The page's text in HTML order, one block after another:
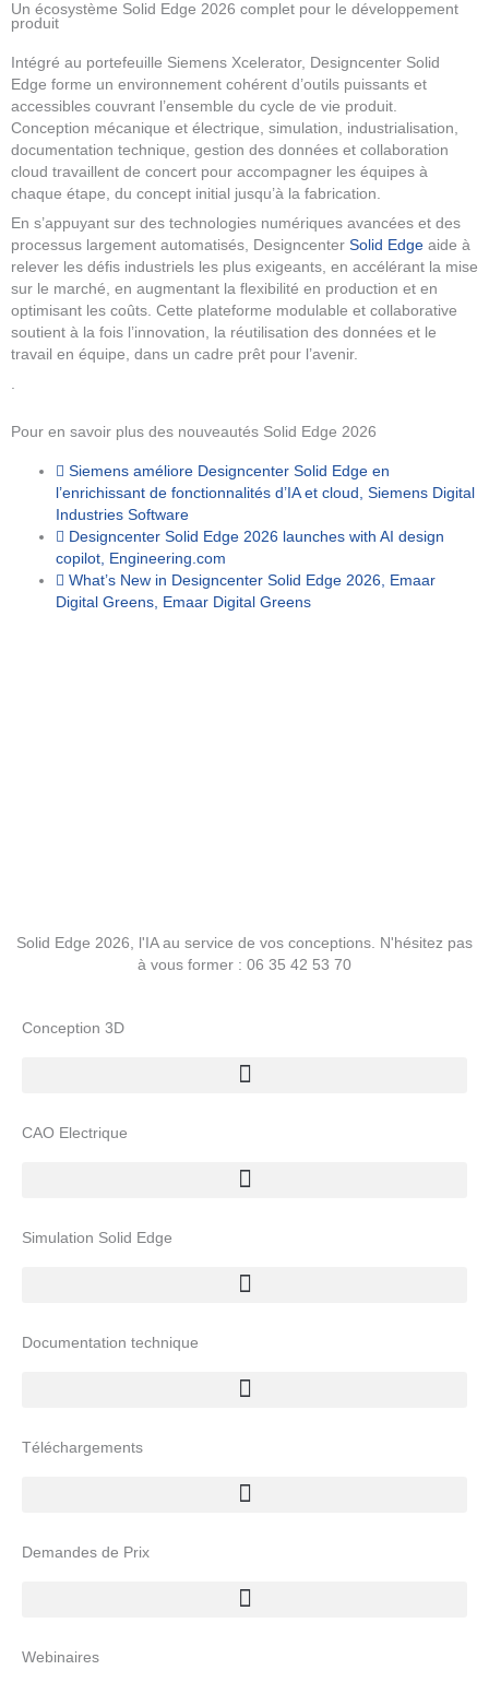
Un écosystème Solid Edge 2026 complet pour le développement
produit
Intégré au portefeuille Siemens Xcelerator, Designcenter Solid
Edge forme un environnement cohérent d’outils puissants et
accessibles couvrant l’ensemble du cycle de vie produit.
Conception mécanique et électrique, simulation, industrialisation,
documentation technique, gestion des données et collaboration
cloud travaillent de concert pour accompagner les équipes à
chaque étape, du concept initial jusqu’à la fabrication.
En s’appuyant sur des technologies numériques avancées et des
processus largement automatisés, Designcenter Solid Edge aide à
relever les défis industriels les plus exigeants, en accélérant la mise
sur le marché, en augmentant la flexibilité en production et en
optimisant les coûts. Cette plateforme modulable et collaborative
soutient à la fois l’innovation, la réutilisation des données et le
travail en équipe, dans un cadre prêt pour l’avenir.
Pour en savoir plus des nouveautés Solid Edge 2026
Siemens améliore Designcenter Solid Edge en
l’enrichissant de fonctionnalités d’IA et cloud, Siemens Digital
Industries Software
Designcenter Solid Edge 2026 launches with AI design
copilot, Engineering.com
What’s New in Designcenter Solid Edge 2026, Emaar
Digital Greens, Emaar Digital Greens
Solid Edge 2026, l'IA au service de vos conceptions. N'hésitez pas
à vous former : 06 35 42 53 70
Conception 3D
CAO Electrique
Simulation Solid Edge
Documentation technique
Téléchargements
Demandes de Prix
Webinaires